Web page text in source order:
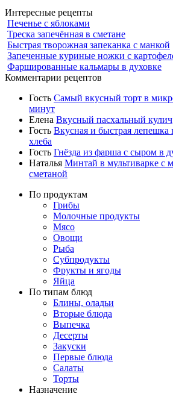
Интересные рецепты
Печенье с яблоками
Треска запечённая в сметане
Быстрая творожная запеканка с манкой
Запеченные куриные ножки с
Фаршированные кальмары в духовке
Комментарии рецептов
Гость Самый вкусный торт в
минут
Елена Вкусный пасхальный кулич
Гость Вкусная и быстрая лепешка
хлеба
Гость Гнёзда из фарша с сыром в
Наталья Минтай в мультиварке с
сметаной
По продуктам
Грибы
Молочные продукты
Мясо
Овощи
Рыба
Субпродукты
Фрукты и ягоды
Яйца
По типам блюд
Блины, оладьи
Вторые блюда
Выпечка
Десерты
Закуски
Первые блюда
Салаты
Торты
Назначение